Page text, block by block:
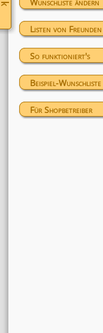
Listen von Freunden
So funktioniert's
Beispiel-Wunschliste
Für Shopbetreiber